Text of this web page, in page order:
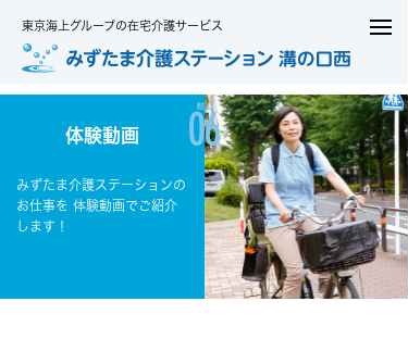
東京海上グループの在宅介護サービス
体験動画
みずたま介護ステーションの
お仕事を 体験動画でご紹介
します！